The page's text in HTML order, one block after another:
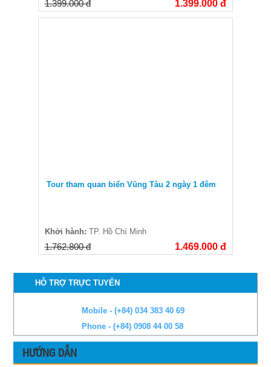
1.399.000 đ 1.399.000 đ
Tour tham quan biển Vũng Tàu 2 ngày 1 đêm
Khởi hành: TP. Hồ Chí Minh
1.762.800 đ 1.469.000 đ
HỖ TRỢ TRỰC TUYẾN
Mobile - (+84) 034 383 40 69
Phone - (+84) 0908 44 00 58
HƯỚNG DẪN